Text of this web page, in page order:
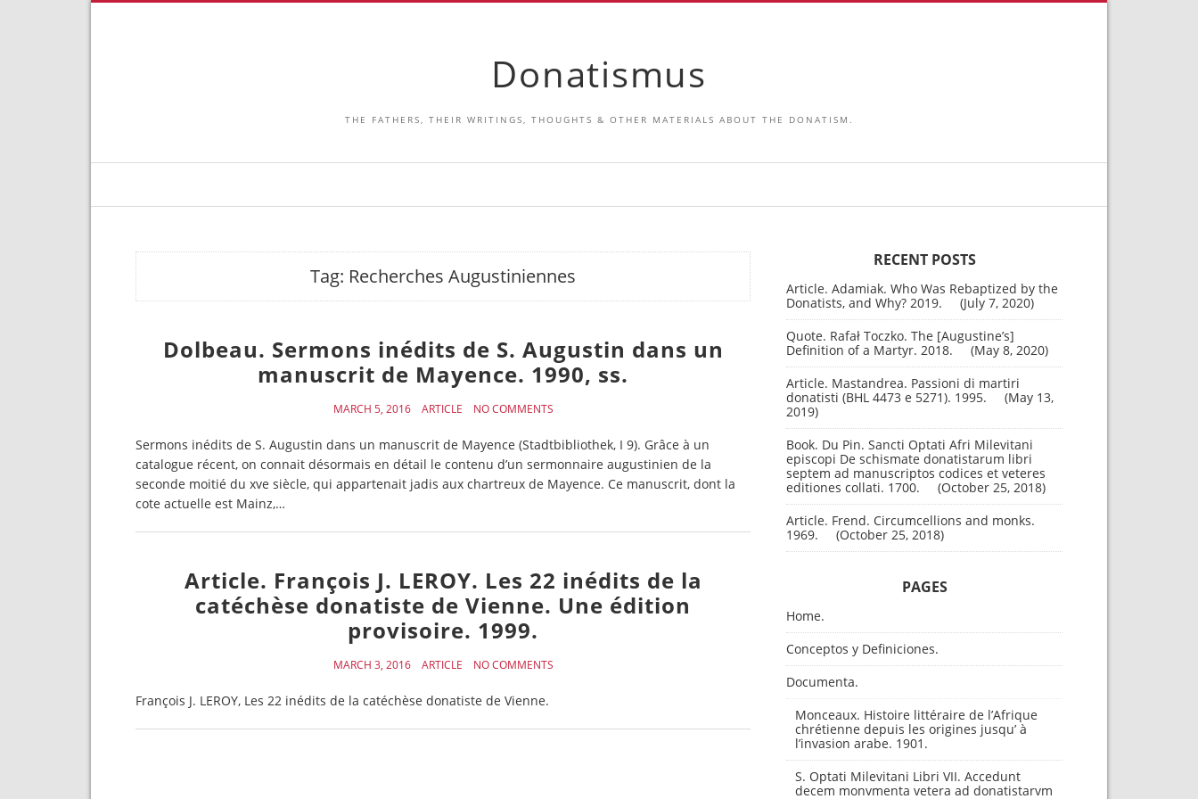
Donatismus
THE FATHERS, THEIR WRITINGS, THOUGHTS & OTHER MATERIALS ABOUT THE DONATISM.
Tag: Recherches Augustiniennes
Dolbeau. Sermons inédits de S. Augustin dans un
manuscrit de Mayence. 1990, ss.
MARCH 5, 2016 ARTICLE NO COMMENTS
Sermons inédits de S. Augustin dans un manuscrit de Mayence (Stadtbibliothek, I 9). Grâce à un
catalogue récent, on connait désormais en détail le contenu d’un sermonnaire augustinien de la
seconde moitié du xve siècle, qui appartenait jadis aux chartreux de Mayence. Ce manuscrit, dont la
cote actuelle est Mainz,…
Article. François J. LEROY. Les 22 inédits de la
catéchèse donatiste de Vienne. Une édition
provisoire. 1999.
MARCH 3, 2016 ARTICLE NO COMMENTS
François J. LEROY, Les 22 inédits de la catéchèse donatiste de Vienne.
RECENT POSTS
Article. Adamiak. Who Was Rebaptized by the
Donatists, and Why? 2019.
July 7, 2020
Quote. Rafał Toczko. The [Augustine’s]
Definition of a Martyr. 2018.
May 8, 2020
Article. Mastandrea. Passioni di martiri
donatisti (BHL 4473 e 5271). 1995.
May 13,
2019
Book. Du Pin. Sancti Optati Afri Milevitani
episcopi De schismate donatistarum libri
septem ad manuscriptos codices et veteres
editiones collati. 1700.
October 25, 2018
Article. Frend. Circumcellions and monks.
1969.
October 25, 2018
PAGES
Home.
Conceptos y Definiciones.
Documenta.
Monceaux. Histoire littéraire de l’Afrique
chrétienne depuis les origines jusqu’ à
l’invasion arabe. 1901.
S. Optati Milevitani Libri VII. Accedunt
decem monvmenta vetera ad donatistarvm